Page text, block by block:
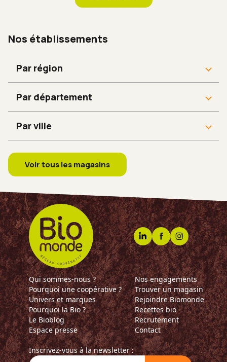
Nos établissements
Par région
Provence-Alpes-Côte d'Azur
Grande-Terre
Nouvelle-Aquitaine
Île-de-France
Grand Est
Par département
Loir-et-Cher
Aude
Vosges
Dordogne
Pas-de-Calais
Gironde
Ardèche
Par ville
Tarascon-sur-Ariège
Écommoy
Moret-Loing-et-Orvanne
Saint-Laurent-Blangy
L'Escarène
Quillan
Reims
Belleville-en-Beaujolais
Cherbourg-en-Cotentin
Voir tous les magasins
Qui sommes-nous ?
Nos engagements
Pourquoi une coopérative ?
Trouver un magasin
Univers et marques
Rejoindre Biomonde
Pourquoi la Bio ?
Recettes bio
Le Bioblog
Recrutement
Espace presse
Contact
Inscrivez-vous à la newsletter :